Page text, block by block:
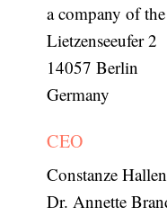
a company of
Lietzenseeufer 2
14057 Berlin
Germany
CEO
Constanze
Dr. Annette